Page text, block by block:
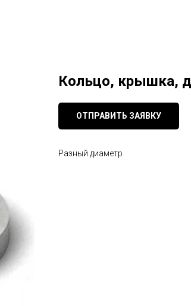
Кольцо, крышка,
ОТПРАВИТЬ ЗАЯВКУ
Разный диаметр